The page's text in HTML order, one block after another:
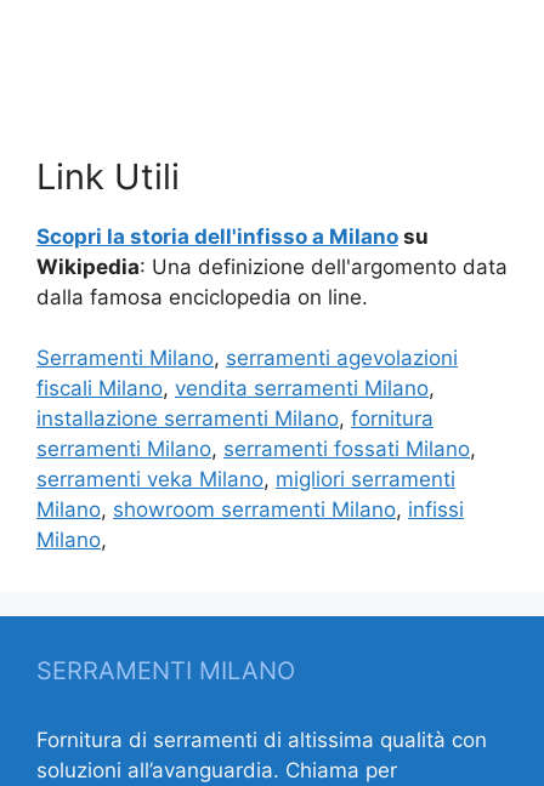
Link Utili
Scopri la storia dell'infisso a Milano su
Wikipedia: Una definizione dell'argomento data
dalla famosa enciclopedia on line.
Serramenti Milano, serramenti agevolazioni
fiscali Milano, vendita serramenti Milano,
installazione serramenti Milano, fornitura
serramenti Milano, serramenti fossati Milano,
serramenti veka Milano, migliori serramenti
Milano, showroom serramenti Milano, infissi
Milano,
SERRAMENTI MILANO
Fornitura di serramenti di altissima qualità con
soluzioni all’avanguardia. Chiama per